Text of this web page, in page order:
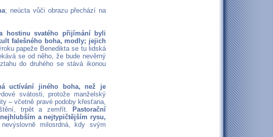
; neúcta vůči obrazu přechází na
hostinu svatého přijímání byli
falešného boha, modly; jejich
papeže Benedikta se tu lidská
se od něho, že bude nevěrný
do druhého se stává ikonou
uctívání jiného boha, než je
svátosti, protože manželský
– včetně pravé podoby křesťana,
trpět a zemřít.
Pastorační
a nejtypičtějším rysu,
milosrdná, kdy svým